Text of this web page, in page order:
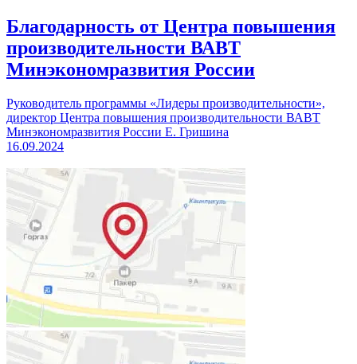
Благодарность от Центра повышения
производительности ВАВТ
Минэкономразвития России
Руководитель программы «Лидеры производительности»,
директор Центра повышения производительности ВАВТ
Минэкономразвития России Е. Гришина
16.09.2024